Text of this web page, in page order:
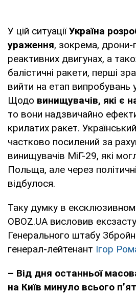
У цій ситуаціїУкраїна
ураження, зокрема, дрони-
реактивних двигунах, а
балістичні ракети, перші
вийти на етап випробувань
Щодо винищувачів, які є
то вони надзвичайно
крилатих ракет.
частково посилений за
винищувачів МіГ-29, які
Польща, але через
відбулося.
Таку думку в
OBOZ.UA висловив
Генерального штабу
генерал-лейтенант Ігор
– Від дня останньої
на Київ минуло всього